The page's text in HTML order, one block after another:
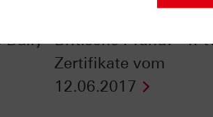
Daily Britische Pfund? - n-
Zertifikate vom
12.06.2017